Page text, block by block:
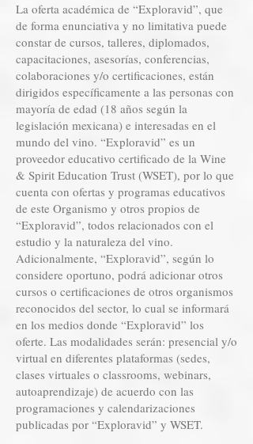
La oferta académica de “Exploravid”, que
de forma enunciativa y no limitativa puede
constar de cursos, talleres, diplomados,
capacitaciones, asesorías, conferencias,
colaboraciones y/o certificaciones, están
dirigidos específicamente a las personas con
mayoría de edad (18 años según la
legislación mexicana) e interesadas en el
mundo del vino. “Exploravid” es un
proveedor educativo certificado de la Wine
& Spirit Education Trust (WSET), por lo que
cuenta con ofertas y programas educativos
de este Organismo y otros propios de
“Exploravid”, todos relacionados con el
estudio y la naturaleza del vino.
Adicionalmente, “Exploravid”, según lo
considere oportuno, podrá adicionar otros
cursos o certificaciones de otros organismos
reconocidos del sector, lo cual se informará
en los medios donde “Exploravid” los
oferte. Las modalidades serán: presencial y/o
virtual en diferentes plataformas (sedes,
clases virtuales o classrooms, webinars,
autoaprendizaje) de acuerdo con las
programaciones y calendarizaciones
publicadas por “Exploravid” y WSET.